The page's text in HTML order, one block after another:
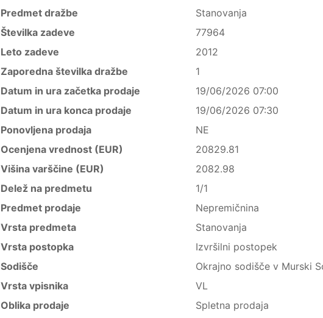
Predmet dražbe
Stanovanja
Številka zadeve
77964
Leto zadeve
2012
Zaporedna številka dražbe
1
Datum in ura začetka prodaje
19/06/2026 07:00
Datum in ura konca prodaje
19/06/2026 07:30
Ponovljena prodaja
NE
Ocenjena vrednost (EUR)
20829.81
Višina varščine (EUR)
2082.98
Delež na predmetu
1/1
Predmet prodaje
Nepremičnina
Vrsta predmeta
Stanovanja
Vrsta postopka
Izvršilni postopek
Sodišče
Okrajno sodišče v Murski
Vrsta vpisnika
VL
Oblika prodaje
Spletna prodaja